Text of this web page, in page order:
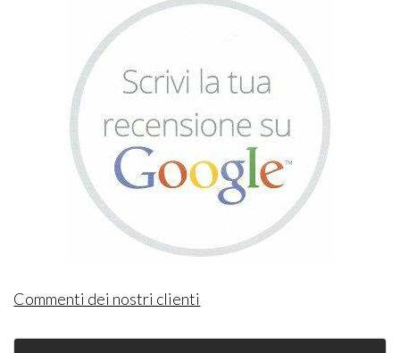
Commenti dei nostri clienti